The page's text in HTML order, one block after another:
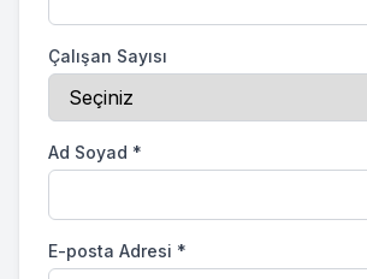
Çalışan Sayısı
Ad Soyad *
E-posta Adresi *